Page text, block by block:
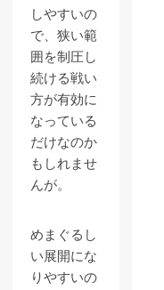
しやすいの
で、狭い範
囲を制圧し
続ける戦い
方が有効に
なっている
だけなのか
もしれませ
んが。
めまぐるし
い展開にな
りやすいの